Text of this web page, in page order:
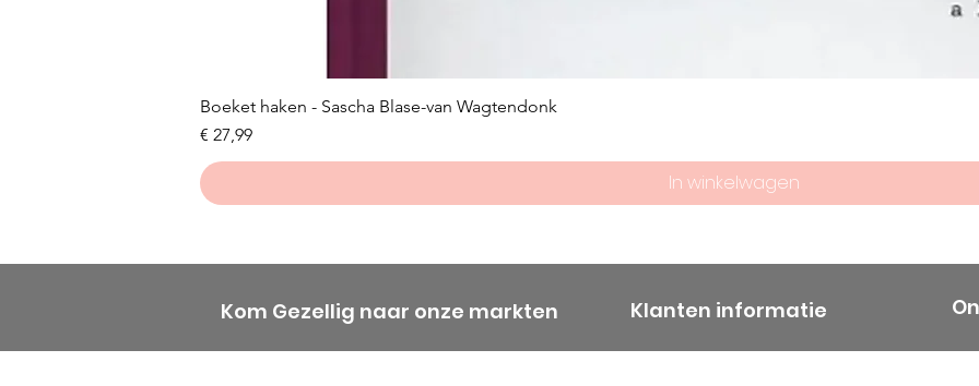
Boeket haken - Sascha Blase-van Wagtendonk
Prijs
€ 27,99
In winkelwagen
Kom Gezellig naar onze markten Klanten informatie